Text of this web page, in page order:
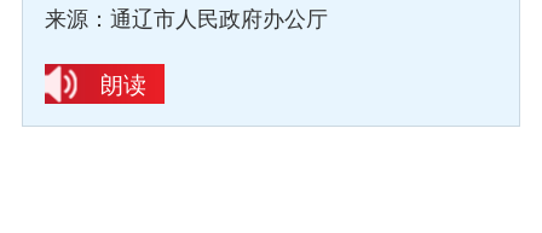
来源：通辽市人民政府办公厅
朗读